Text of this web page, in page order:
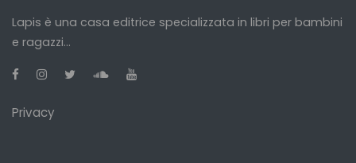
Lapis è una casa editrice specializzata in libri per bambini
e ragazzi...
Privacy